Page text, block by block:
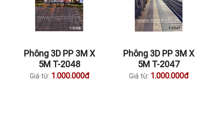
Phông 3D PP 3M X
5M T-2048
Giá từ: 1.000.000đ
Phông 3D PP 3M X
5M T-2047
Giá từ: 1.000.000đ